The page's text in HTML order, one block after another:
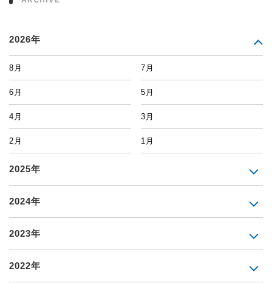
2026年
8月 7月
6月 5月
4月 3月
2月 1月
2025年
2024年
2023年
2022年